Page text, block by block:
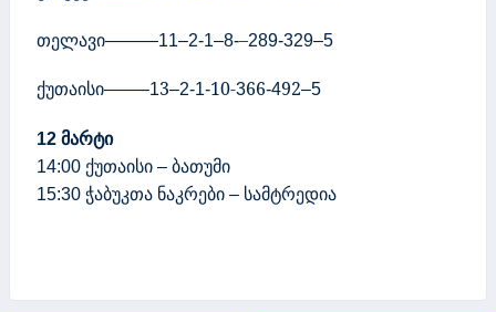
თელავი———11–2-1–8-–289-329–5
ქუთაისი——–13–2-1-10-366-492–5
12 მარტი
14:00 ქუთაისი – ბათუმი
15:30 ჭაბუკთა ნაკრები – სამტრედია